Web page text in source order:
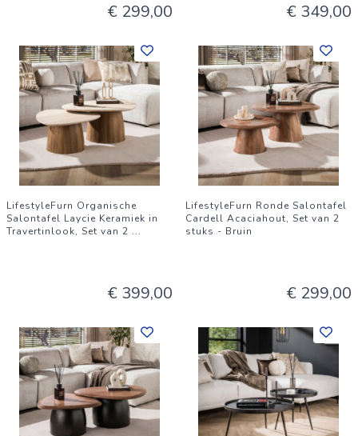
€ 299,00 € 349,00
LifestyleFurn Organische
Salontafel Laycie Keramiek in
Travertinlook, Set van 2 ...
€ 399,00
LifestyleFurn Ronde Salontafel
Cardell Acaciahout, Set van 2
stuks - Bruin
€ 299,00